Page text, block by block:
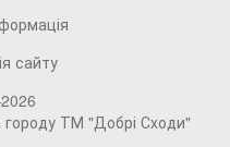
сайту
городу ТМ "Добрі Сходи"